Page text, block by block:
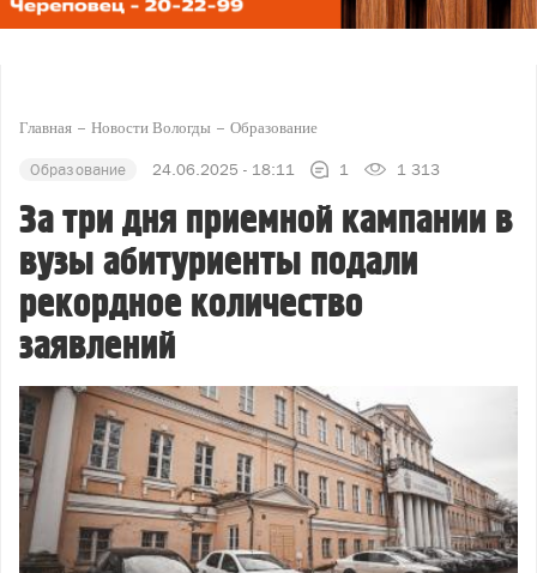
Главная Новости Вологды Образование
Образование 24.06.2025 - 18:11 1 1 313
За три дня приемной кампании в
вузы абитуриенты подали
рекордное количество
заявлений